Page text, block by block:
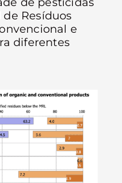
Resíduos
e
diferentes